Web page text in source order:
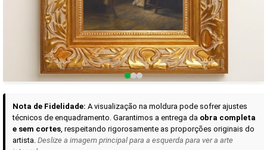
Curadoria das Campanhas
A seleção de obras-primas apresentadas em nossos vídeos nas redes
sociais, reunidas aqui para sua apreciação.
Nota de Fidelidade: A visualização na moldura pode sofrer ajustes
técnicos de enquadramento. Garantimos a entrega da obra completa
e sem cortes, respeitando rigorosamente as proporções originais do
artista. Deslize a imagem principal para a esquerda para ver a arte